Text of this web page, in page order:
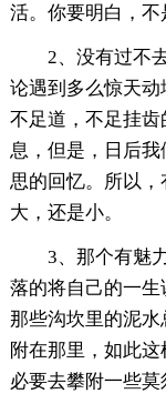
活。你要明白，不
2、没有过不
论遇到多么惊天
不足道，不足挂
息，但是，日后
思的回忆。所以
大，还是小。
3、那个有魅
落的将自己的一生
那些沟坎里的泥
附在那里，如此
必要去攀附一些莫